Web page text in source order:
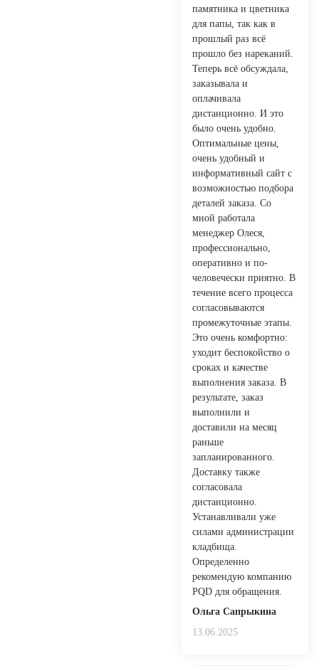
памятника и цветника
для папы, так как в
прошлый раз всё
прошло без нареканий.
Теперь всё обсуждала,
заказывала и
оплачивала
дистанционно. И это
было очень удобно.
Оптимальные цены,
очень удобный и
информативный сайт с
возможностью подбора
деталей заказа. Со
мной работала
менеджер Олеся,
профессионально,
оперативно и по-
человечески приятно. В
течение всего процесса
согласовываются
промежуточные этапы.
Это очень комфортно:
уходит беспокойство о
сроках и качестве
выполнения заказа. В
результате, заказ
выполнили и
доставили на месяц
раньше
запланированного.
Доставку также
согласовала
дистанционно.
Устанавливали уже
силами администрации
кладбища.
Определенно
рекомендую компанию
PQD для обращения.
Ольга Сапрыкина
13.06.2025